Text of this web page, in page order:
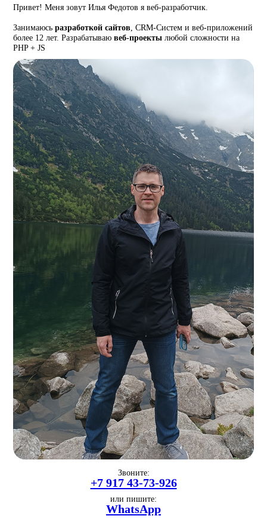
Привет! Меня зовут Илья Федотов я веб-разработчик.
Занимаюсьразработкой сайтов , CRM-Систем и веб-приложений
более 12 лет. Разрабатываювеб-проекты любой сложности на
PHP + JS
Звоните:
+7 917 43-73-926
или пишите:
WhatsApp